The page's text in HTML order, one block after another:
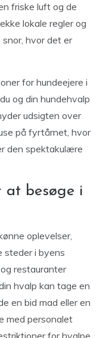
friske luft og de
lokale regler og
hvor det er
for hundeejere i
og din hundehvalp
udsigten over
på fyrtårnet, hvor
den spektakulære
at besøge i
oplevelser,
steder i byens
restauranter
hvalp kan tage en
en bid mad eller en
med personalet
for hvalpe